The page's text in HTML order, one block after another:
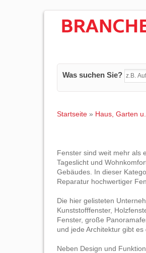
Was suchen Sie?
Startseite » Haus, Garten
Fenster sind weit mehr als
Tageslicht und
Gebäudes. In dieser
Reparatur hochwertiger
Die hier gelisteten
Kunststofffenster,
Fenster, große
und jede Architektur gibt es
Neben Design und